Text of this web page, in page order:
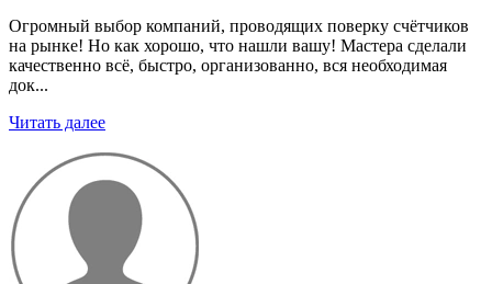
Огромный выбор компаний, проводящих поверку счётчиков
на рынке! Но как хорошо, что нашли вашу! Мастера сделали
качественно всё, быстро, организованно, вся необходимая
док...
Читать далее